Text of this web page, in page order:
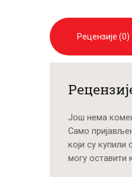
Рецензије (0)
Још нема
Само
који су купили
могу оставити